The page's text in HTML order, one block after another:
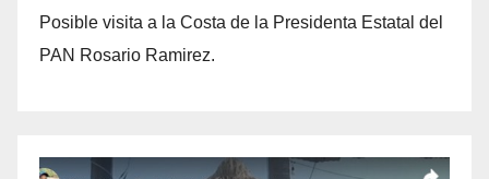
Posible visita a la Costa de la Presidenta Estatal del
PAN Rosario Ramirez.